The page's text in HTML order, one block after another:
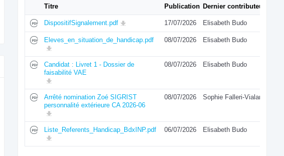
Titre Publication Dernier contributeur
DispositifSignalement.pdf 17/07/2026 Elisabeth Budo
Eleves_en_situation_de_handicap.pdf 08/07/2026 Elisabeth Budo
Candidat : Livret 1 - Dossier de
faisabilité VAE
08/07/2026 Elisabeth Budo
Arrêté nomination Zoé SIGRIST
personnalité extérieure CA 2026-06
08/07/2026 Sophie Falleri-Vialard
Liste_Referents_Handicap_BdxINP.pdf 06/07/2026 Elisabeth Budo